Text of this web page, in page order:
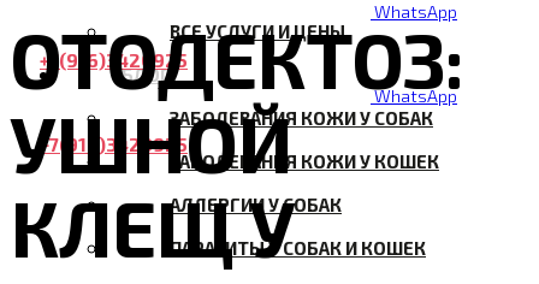
ВСЕ УСЛУГИ И ЦЕНЫ
БЛОГ
ЗАБОЛЕВАНИЯ КОЖИ У СОБАК
ЗАБОЛЕВАНИЯ КОЖИ У КОШЕК
АЛЛЕРГИИ У СОБАК
ПАРАЗИТЫ У СОБАК И КОШЕК
WhatsApp
+7(916)3420925
WhatsApp
+7(916)3420925
ОТОДЕКТОЗ:
УШНОЙ
КЛЕЩ У